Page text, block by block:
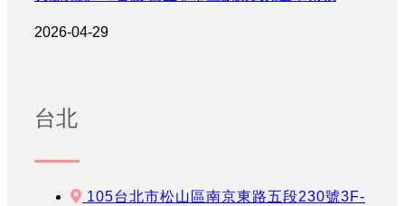
2026-04-29
台北
105台北市松山區南京東路五段230號3F-